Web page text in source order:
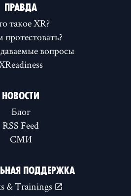
ПРАВДА
такое XR?
протестовать?
вопросы
НОВОСТИ
Блог
RSS Feed
СМИ
ПОДДЕРЖКА
& Trainings